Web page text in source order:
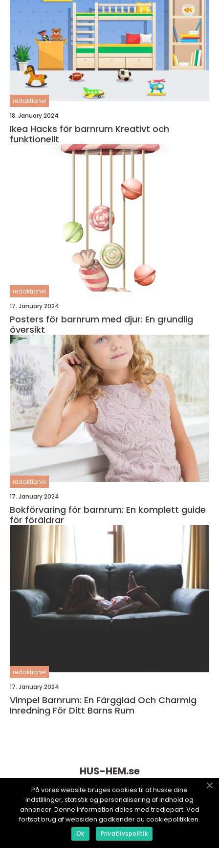
redaktionel
18. January 2024
Ikea Hacks för barnrum Kreativt och
funktionellt
redaktionel
17. January 2024
Posters för barnrum med djur: En grundlig
översikt
redaktionel
17. January 2024
Bokförvaring för barnrum: En komplett guide
för föräldrar
redaktionel
17. January 2024
Vimpel Barnrum: En Färgglad Och Charmig
Inredning För Ditt Barns Rum
HUS-HEM.se
På vores website bruges cookies til at huske dine
indstillinger, statistik og personalisering af indhold og
annoncer. Denne information deles med tredjepart. Ved
fortsat brug af websiden godkender du cookiepolitikken.
Ok Privatlivspolitik